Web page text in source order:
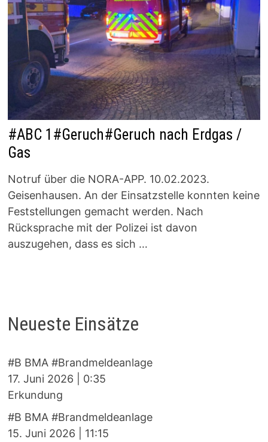
#ABC 1#Geruch#Geruch nach Erdgas /
Gas
Notruf über die NORA-APP. 10.02.2023.
Geisenhausen. An der Einsatzstelle konnten keine
Feststellungen gemacht werden. Nach
Rücksprache mit der Polizei ist davon
auszugehen, dass es sich …
Neueste Einsätze
#B BMA #Brandmeldeanlage
17. Juni 2026
0:35
Erkundung
#B BMA #Brandmeldeanlage
15. Juni 2026
11:15